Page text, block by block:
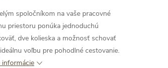
spoločníkom na vaše pracovné
priestoru ponúka jednoduchú
dve kolieska a možnosť schovať
voľbu pre pohodlné cestovanie.
informácie